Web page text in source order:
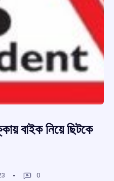
বাইক নিয়ে ছিটকে
0